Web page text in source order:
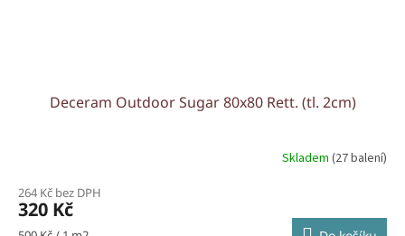
Deceram Outdoor Sugar 80x80 Rett. (tl. 2cm)
Skladem (27 balení)
264 Kč bez DPH
320 Kč